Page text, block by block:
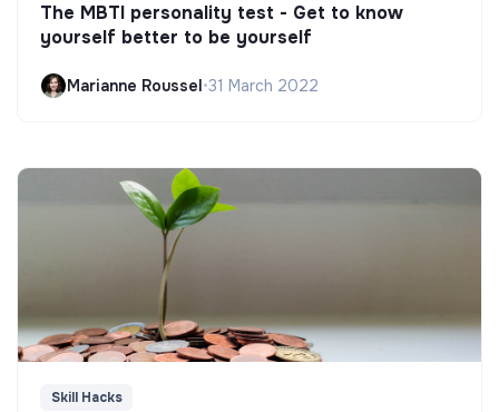
The MBTI personality test - Get to know
yourself better to be yourself
Marianne Roussel•31 March 2022
Skill Hacks